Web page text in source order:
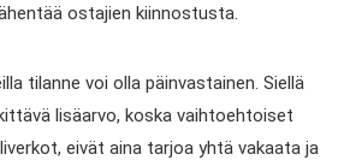
ostajien kiinnostusta.
tilanne voi olla päinvastainen. Siellä
lisäarvo, koska vaihtoehtoiset
eivät aina tarjoa yhtä vakaata ja